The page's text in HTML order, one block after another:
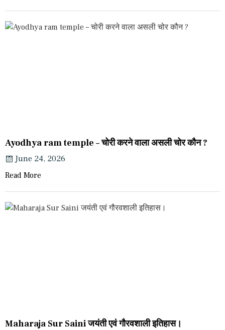
Ayodhya ram temple – चोरी करने वाला असली चोर कौन ?
June 24, 2026
Read More
Maharaja Sur Saini जयंती एवं गौरवशाली इतिहास।